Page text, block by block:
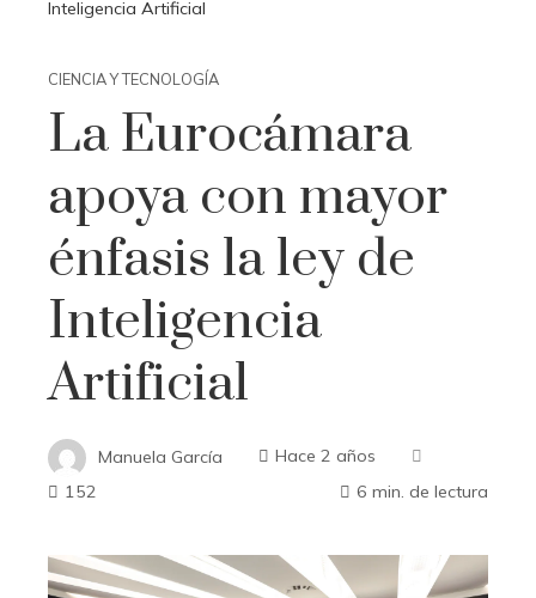
Inteligencia Artificial
CIENCIA Y TECNOLOGÍA
La Eurocámara
apoya con mayor
énfasis la ley de
Inteligencia
Artificial
Manuela García
Hace 2 años
152
6 min. de lectura